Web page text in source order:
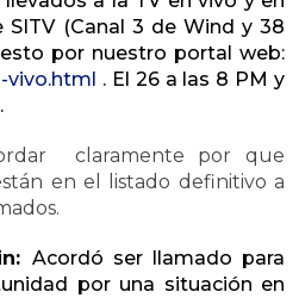
(Canal 3 de Wind y 38
por nuestro portal web:
. El 26 a las 8 PM y
claramente por que
en el listado definitivo a
Acordó ser llamado para
por una situación en